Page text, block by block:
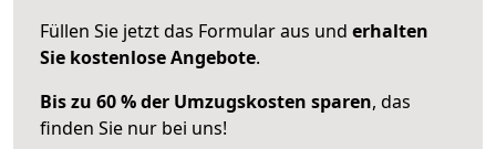
Füllen Sie jetzt das Formular aus und erhalten
Sie kostenlose Angebote.
Bis zu 60 % der Umzugskosten sparen, das
finden Sie nur bei uns!